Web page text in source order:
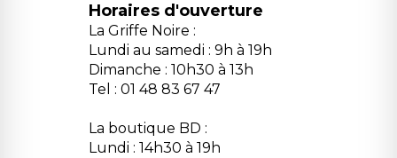
Horaires d'ouverture
La Griffe Noire :
Lundi au samedi : 9h à 19h
Dimanche : 10h30 à 13h
Tel : 01 48 83 67 47
La boutique BD :
Lundi : 14h30 à 19h